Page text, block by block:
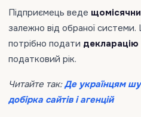
Підприємець веде
залежно від обраної системи.
потрібно подати декларацію
податковий рік.
Читайте так:Де українцям
добірка сайтів і агенцій